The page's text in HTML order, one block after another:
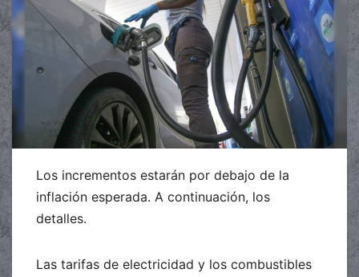
Los incrementos estarán por debajo de la
inflación esperada. A continuación, los
detalles.
Las tarifas de electricidad y los combustibles